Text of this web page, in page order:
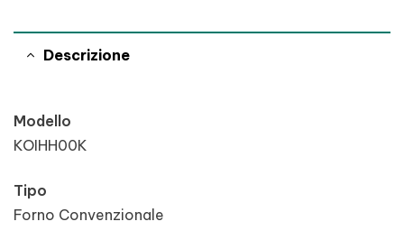
Descrizione
Modello
KOIHH00K
Tipo
Forno Convenzionale